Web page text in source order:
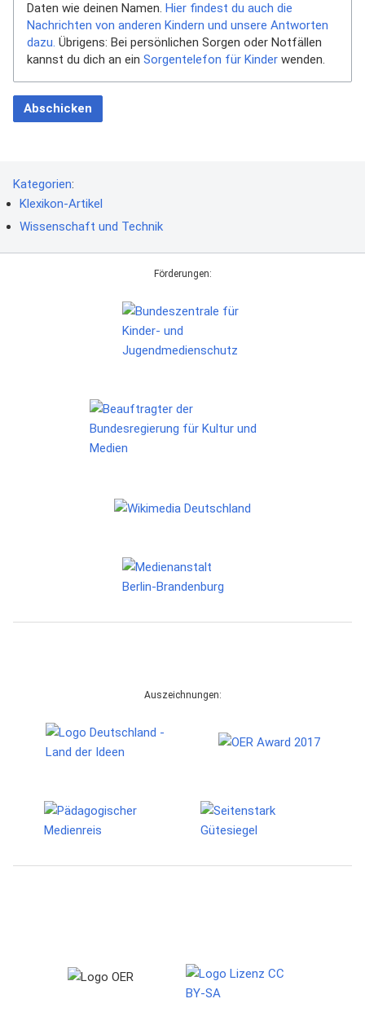
Daten wie deinen Namen. Hier findest du auch die
Nachrichten von anderen Kindern und unsere Antworten
dazu. Übrigens: Bei persönlichen Sorgen oder Notfällen
kannst du dich an ein Sorgentelefon für Kinder wenden.
Abschicken
Kategorien:
Klexikon-Artikel
Wissenschaft und Technik
Förderungen:
Auszeichnungen: